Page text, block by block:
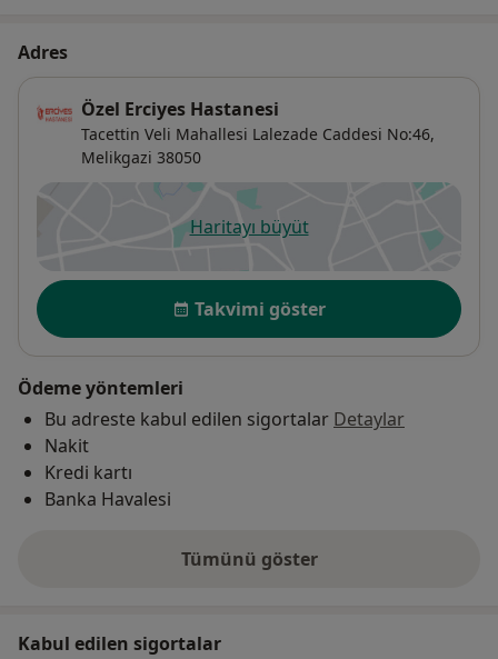
Adres
Özel Erciyes Hastanesi
Tacettin Veli Mahallesi Lalezade Caddesi No:46,
Melikgazi 38050
Haritayı büyütyeni bir sekmede açılır
Uygunluk
Takvimi göster
Ödeme yöntemleri
Bu adreste kabul edilen sigortalar Detaylar
Nakit
Kredi kartı
Banka Havalesi
Tümünü göster
adres hakkında
Kabul edilen sigortalar